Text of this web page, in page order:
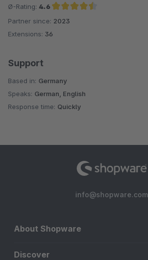
Ø-Rating: 4.6
Average rating of 4.6 out of 5 stars
Partner since: 2023
Extensions: 36
Support
Based in: Germany
Speaks: German, English
Response time: Quickly
info@shopware.com
About Shopware
Discover